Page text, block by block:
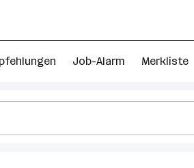
Job-Alarm Merkliste